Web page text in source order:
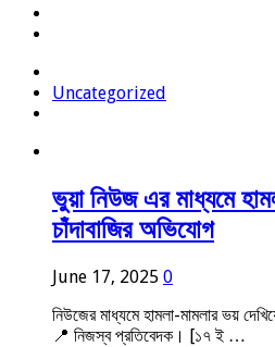
Uncategorized
ভুয়া নিউজ এর মাধ্যমে
চাঁদাবাজির অভিযোগ
June 17, 2025 0
নিউজের মাধ্যমে হামলা-মামলার ভয়
📍 নিজস্ব প্রতিবেদক। [১৭ ই …